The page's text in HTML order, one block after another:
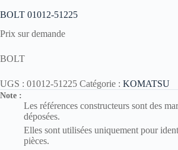
BOLT 01012-51225
Prix sur demande
BOLT
UGS : 01012-51225 Catégorie : KOMATSU
Note :
Les références constructeurs sont des
déposées.
Elles sont utilisées uniquement pour
pièces.